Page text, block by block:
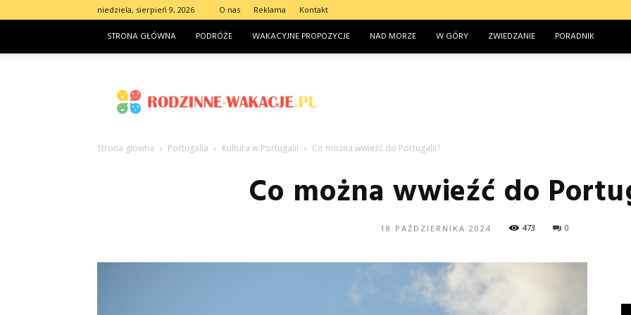
niedziela, sierpień 9, 2026 O nas Reklama Kontakt
STRONA GŁÓWNA PODRÓŻE WAKACYJNE PROPOZYCJE NAD MORZE W GÓRY ZWIEDZANIE PORADNIK
wakacje.pl
Strona główna Portugalia Kultura w Portugalii Co można wwieźć do Portugalii?
Co można wwieźć do
18 PAŹDZIERNIKA 2024 473 0